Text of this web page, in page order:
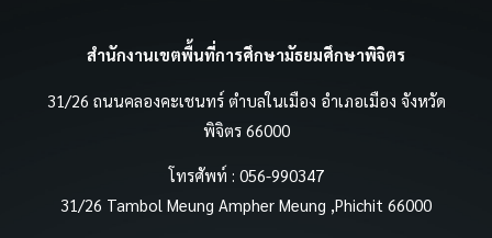
สำนักงานเขตพื้นที่การศึกษามัธยมศึกษาพิจิตร
31/26 ถนนคลองคะเชนทร์ ตำบลในเมือง อำเภอเมือง จังหวัด
พิจิตร 66000
โทรศัพท์ : 056-990347
31/26 Tambol Meung Ampher Meung ,Phichit 66000